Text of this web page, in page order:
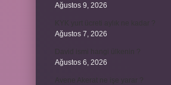
Ağustos 9, 2026
Ağustos 7, 2026
Ağustos 6, 2026